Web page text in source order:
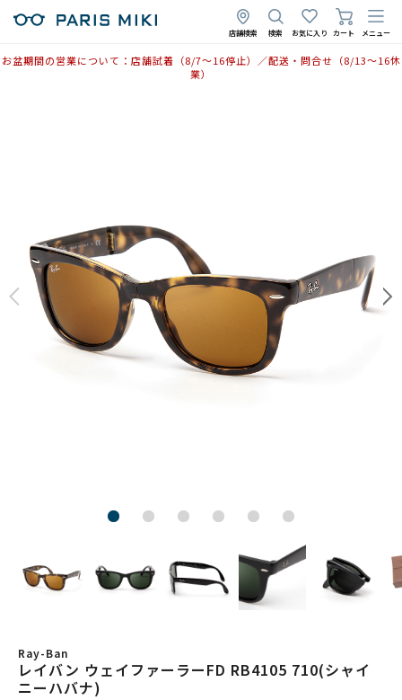
店舗検索 検索 お気に入り カート メニュー
お盆期間の営業について：店舗試着（8/7〜16停止）／配送・問合せ（8/13〜16休
業）
Ray-Ban
レイバン ウェイファーラーFD RB4105 710(シャイ
ニーハバナ)